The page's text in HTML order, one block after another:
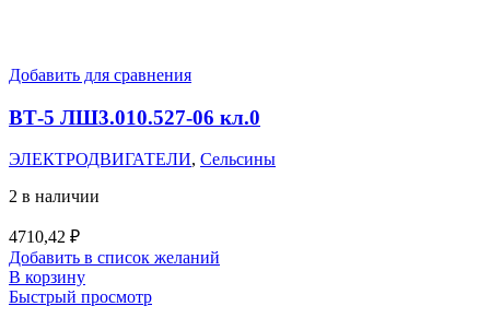
Добавить для сравнения
ВТ-5 ЛШ3.010.527-06 кл.0
ЭЛЕКТРОДВИГАТЕЛИ, Сельсины
2 в наличии
4710,42 ₽
Добавить в список желаний
В корзину
Быстрый просмотр